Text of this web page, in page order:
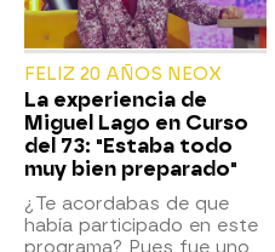
FELIZ 20 AÑOS NEOX
La experiencia de
Miguel Lago en Curso
del 73: "Estaba todo
muy bien preparado"
¿Te acordabas de que
había participado en este
programa? Pues fue uno